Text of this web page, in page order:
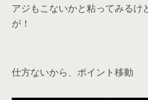
アジもこないかと粘ってみるけ
が！
仕方ないから、ポイント移動